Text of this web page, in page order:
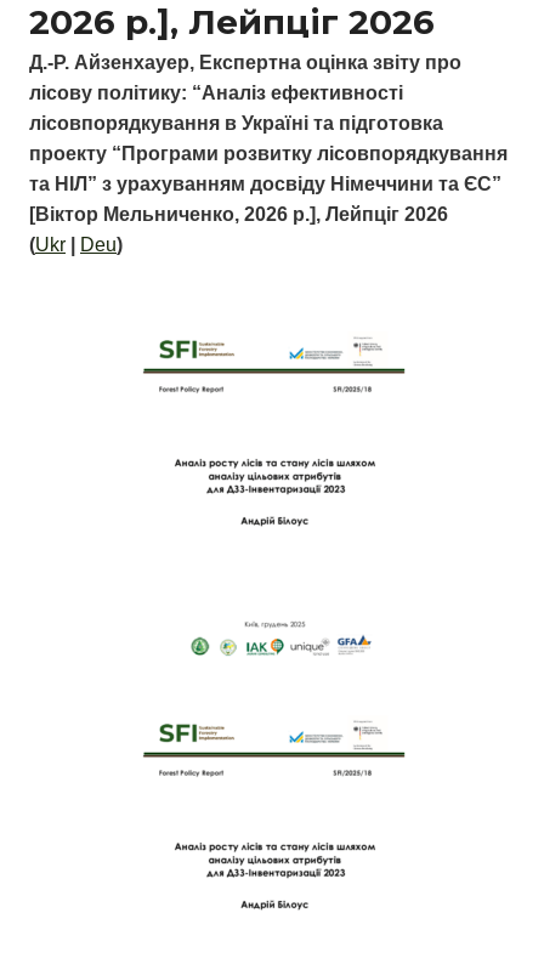
Д.-Р. Айзенхауер, Експертна оцінка звіту про
лісову політику: “Аналіз ефективності
лісовпорядкування в Україні та підготовка
проекту “Програми розвитку лісовпорядкування
та НІЛ” з урахуванням досвіду Німеччини та ЄС”
[Віктор Мельниченко, 2026 р.], Лейпціг 2026
(Ukr Deu)
2026 р.], Лейпціг 2026